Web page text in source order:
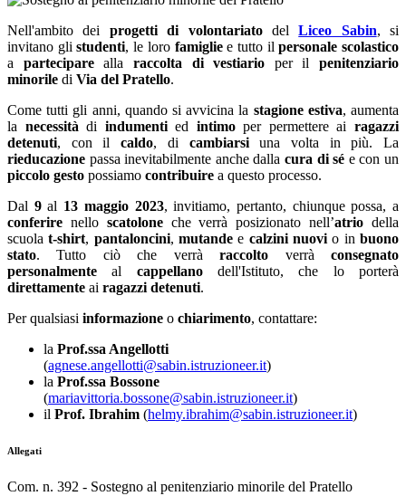
Nell'ambito dei progetti di volontariatodelLiceo Sabin, si
invitano glistudenti, le loro famigliee tutto ilpersonale scolastico
a parteciparealla raccolta di vestiario per il penitenziario
minorile di Via del Pratello.
Come tutti gli anni, quando si avvicina la stagione estiva, aumenta
la necessità di indumentied intimoper permettere airagazzi
detenuti, con ilcaldo, di cambiarsiuna volta in più. La
rieducazione passa inevitabilmente anche dalla cura di sé e con un
piccolo gesto possiamo contribuire a questo processo.
Dal 9al 13 maggio 2023, invitiamo, pertanto, chiunque possa, a
conferire nello scatoloneche verrà posizionato nell’atrio della
scuolat-shirt, pantaloncini,mutande e calzini nuovi o inbuono
stato. Tutto ciò che verràraccolto verràconsegnato
personalmente al cappellanodell'Istituto, che lo porterà
direttamente ai ragazzi detenuti.
Per qualsiasi informazione o chiarimento, contattare:
la Prof.ssa Angellotti
(agnese.angellotti@sabin.istruzioneer.it)
la Prof.ssa Bossone
(mariavittoria.bossone@sabin.istruzioneer.it)
il Prof. Ibrahim (helmy.ibrahim@sabin.istruzioneer.it)
Allegati
Com. n. 392 - Sostegno al penitenziario minorile del Pratello